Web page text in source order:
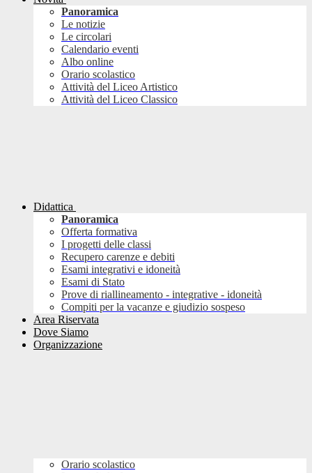
Panoramica
Le notizie
Le circolari
Calendario eventi
Albo online
Orario scolastico
Attività del Liceo Artistico
Attività del Liceo Classico
Didattica
Panoramica
Offerta formativa
I progetti delle classi
Recupero carenze e debiti
Esami integrativi e idoneità
Esami di Stato
Prove di riallineamento - integrative - idoneità
Compiti per la vacanze e giudizio sospeso
Area Riservata
Dove Siamo
Organizzazione
Orario scolastico